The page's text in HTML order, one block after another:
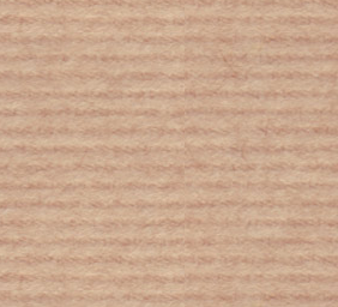
το νερό στη Γη πέρα από